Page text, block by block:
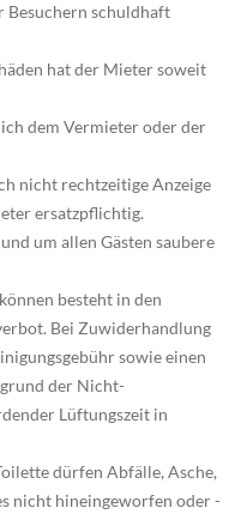
Besuchern schuldhaft
hat der Mieter soweit
dem Vermieter oder der
nicht rechtzeitige Anzeige
ersatzpflichtig.
um allen Gästen saubere
besteht in den
Bei Zuwiderhandlung
sowie einen
der Nicht-
Lüftungszeit in
dürfen Abfälle, Asche,
nicht hineingeworfen oder -